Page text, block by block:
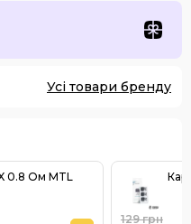
Усі товари бренду
0.8 Ом MTL
129грн